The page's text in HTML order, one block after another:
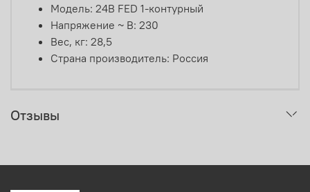
Модель: 24B FED 1-контурный
Напряжение ~ В: 230
Вес, кг: 28,5
Страна производитель: Россия
Отзывы